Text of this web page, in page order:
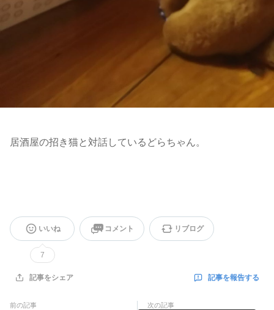
居酒屋の招き猫と対話しているどらちゃん。
いいね
7
コメント リブログ
記事をシェア 記事を報告する
前の記事 次の記事